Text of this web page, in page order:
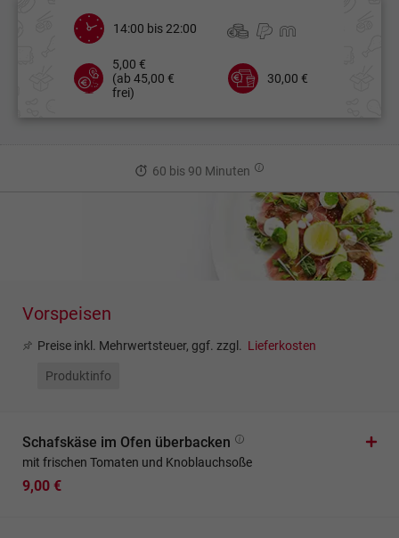
14:00 bis 22:00
5,00 €
(ab 45,00 €
frei)
30,00 €
60 bis 90 Minuten
Vorspeisen
Preise inkl. Mehrwertsteuer, ggf. zzgl. Lieferkosten
Produktinfo
Schafskäse im Ofen überbacken
mit frischen Tomaten und Knoblauchsoße
9,00 €